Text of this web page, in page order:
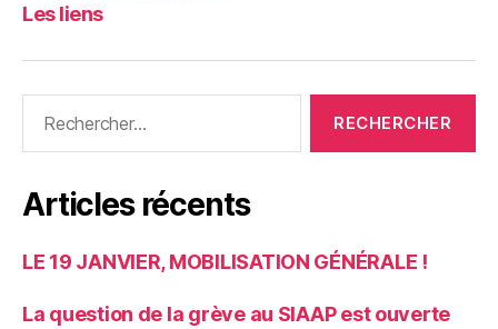
Les liens
Articles récents
LE 19 JANVIER, MOBILISATION GÉNÉRALE !
La question de la grève au SIAAP est ouverte